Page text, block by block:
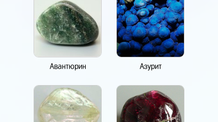
Авантюрин Азурит